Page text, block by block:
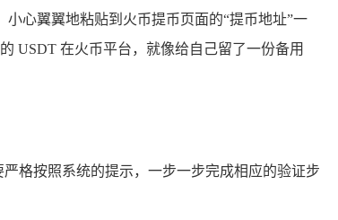
心翼翼地粘贴到火币提币页面的“提币地址”一
USDT 在火币平台，就像给自己留了一份备用
格按照系统的提示，一步一步完成相应的验证步